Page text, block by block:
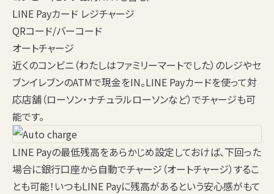
LINE Payカード レジチャージ
QRコード/バーコード
オートチャージ
近くのコンビニ（わたしはファミリーマートでした）のレジやセ
ブンイレブンのATMで現金をIN。LINE Payカードを使って対
応店舗（ローソン・ナチュラルローソンなど）でチャージも可
能です。
LINE Payの最低残高をあらかじめ設定しておけば、下回った
場合に銀行口座から自動でチャージ（オートチャージ）するこ
とも可能！いつもLINE Payに残高があるという安心感がもて